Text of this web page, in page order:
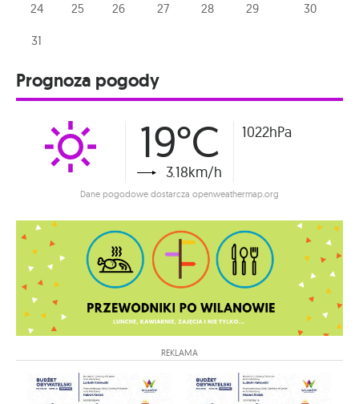
24 25 26 27 28 29 30
31
Prognoza pogody
19°C
3.18km/h
1022hPa
Dane pogodowe dostarcza openweathermap.org
REKLAMA